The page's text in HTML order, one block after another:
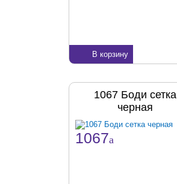
В корзину
1067 Боди сетка
черная
1067a